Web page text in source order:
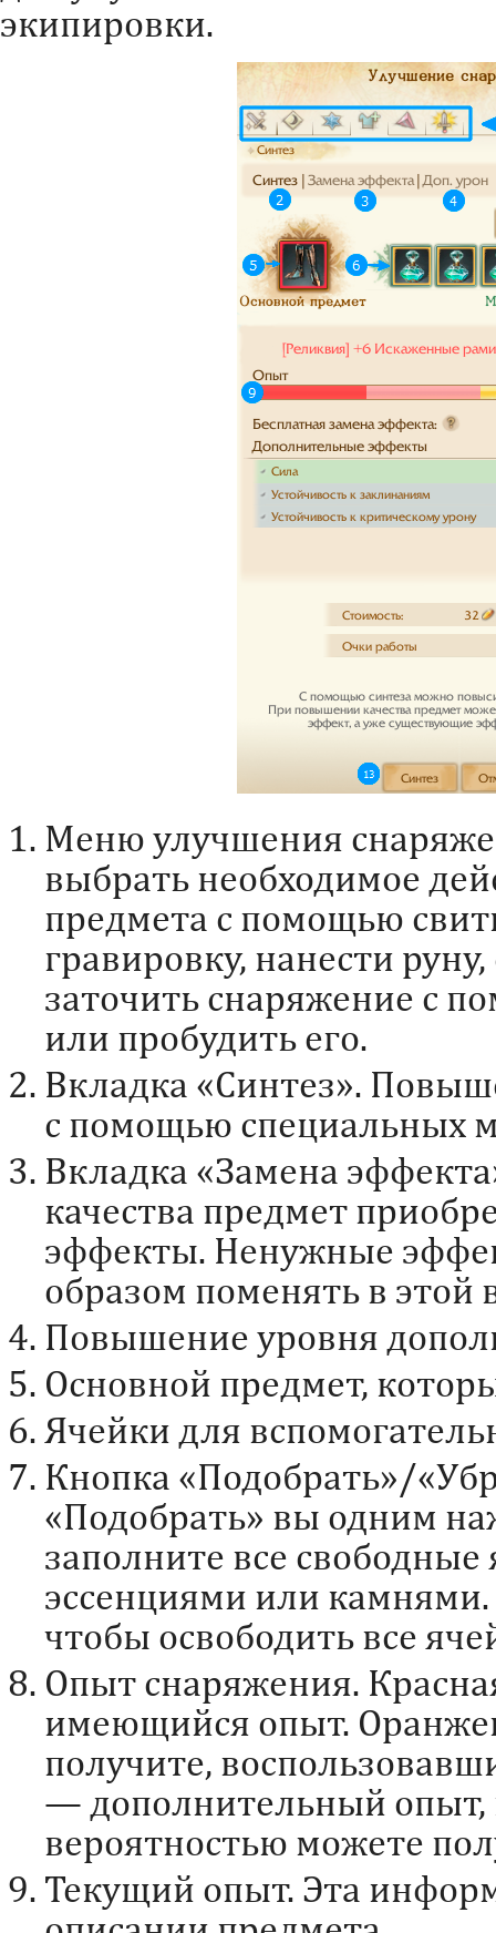
экипировки.
Меню улучшения
выбрать необходимое
предмета с помощью
гравировку, нанести
заточить снаряжение с
или пробудить его.
Вкладка «Синтез».
с помощью специальных
Вкладка «Замена
качества предмет
эффекты. Ненужные
образом поменять в этой
Повышение уровня
Основной предмет,
Ячейки для
Кнопка «Подобрать»/
«Подобрать» вы одним
заполните все
эссенциями или
чтобы освободить все
Опыт снаряжения.
имеющийся опыт.
получите,
— дополнительный опыт,
вероятностью можете
Текущий опыт. Эта